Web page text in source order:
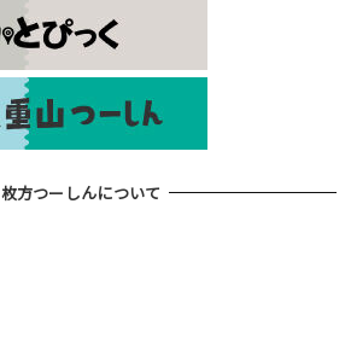
枚方つーしんについて